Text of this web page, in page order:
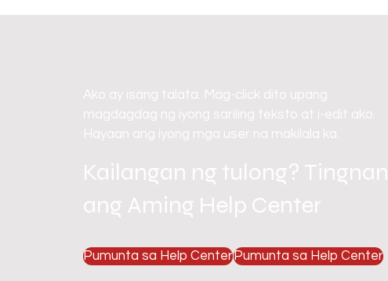
Ako ay isang talata. Mag-click dito upang
magdagdag ng iyong sariling teksto at i-edit ako.
Hayaan ang iyong mga user na makilala ka.
Kailangan ng tulong? Tingnan
ang Aming Help Center
Pumunta sa Help CenterPumunta sa Help Center